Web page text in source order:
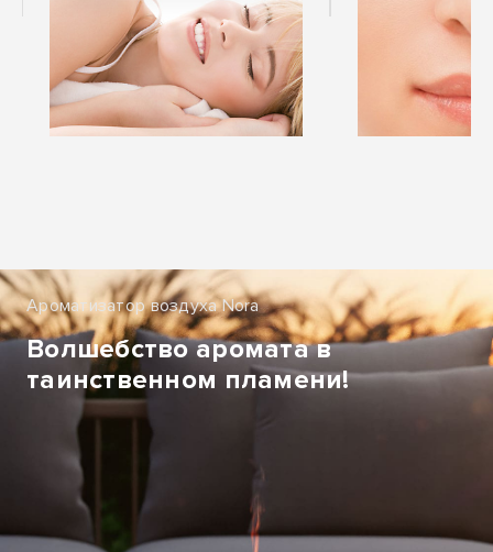
Ароматизатор воздуха Nora
Волшебство аромата в
таинственном пламени!